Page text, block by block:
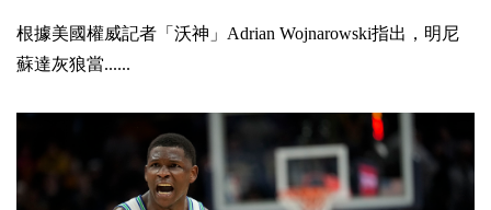
根據美國權威記者「沃神」Adrian Wojnarowski指出，明尼
蘇達灰狼當......